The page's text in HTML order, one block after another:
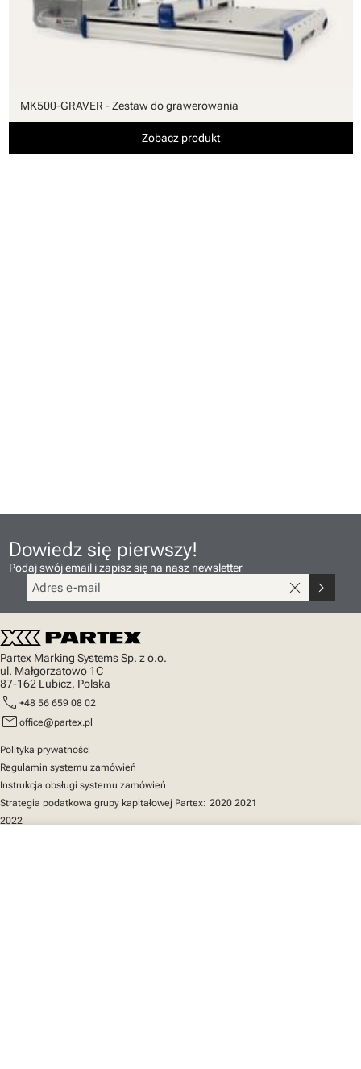
MK500-GRAVER - Zestaw do grawerowania
Zobacz produkt
Dowiedz się pierwszy!
Podaj swój email i zapisz się na nasz newsletter
close chevron_right
Partex Marking Systems Sp. z o.o.
ul. Małgorzatowo 1C
87-162 Lubicz, Polska
call +48 56 659 08 02
mail office@partex.pl
Polityka prywatności
Regulamin systemu zamówień
Instrukcja obsługi systemu zamówień
Strategia podatkowa grupy kapitałowej Partex: 2020 2021
2022